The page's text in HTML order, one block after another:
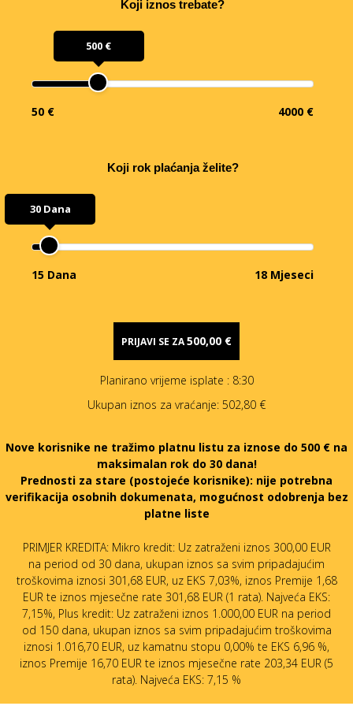
Koji iznos trebate?
500 €
50 € 4000 €
Koji rok plaćanja želite?
30 Dana
15 Dana 18 Mjeseci
PRIJAVI SE ZA500,00 €
Planirano vrijeme isplate : 8:30
Ukupan iznos za vraćanje: 502,80 €
Nove korisnike ne tražimo platnu listu za iznose do 500 € na
maksimalan rok do 30 dana!
Prednosti za stare (postojeće korisnike): nije potrebna
verifikacija osobnih dokumenata, mogućnost odobrenja bez
platne liste
PRIMJER KREDITA: Mikro kredit: Uz zatraženi iznos 300,00 EUR
na period od 30 dana, ukupan iznos sa svim pripadajućim
troškovima iznosi 301,68 EUR, uz EKS 7,03%, iznos Premije 1,68
EUR te iznos mjesečne rate 301,68 EUR (1 rata). Najveća EKS:
7,15%, Plus kredit: Uz zatraženi iznos 1.000,00 EUR na period
od 150 dana, ukupan iznos sa svim pripadajućim troškovima
iznosi 1.016,70 EUR, uz kamatnu stopu 0,00% te EKS 6,96 %,
iznos Premije 16,70 EUR te iznos mjesečne rate 203,34 EUR (5
rata). Najveća EKS: 7,15 %